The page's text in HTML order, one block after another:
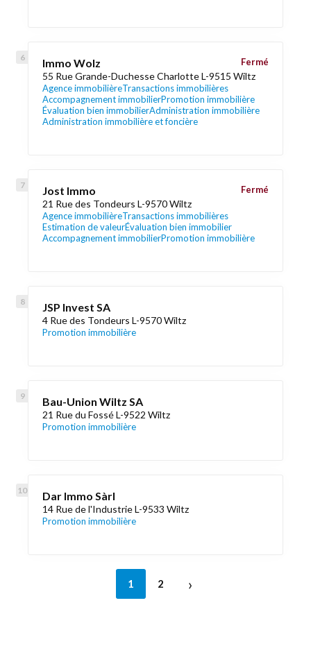
Immo Wolz
55 Rue Grande-Duchesse Charlotte L-9515 Wiltz
Agence immobilièreTransactions immobilières
Accompagnement immobilierPromotion immobilière
Évaluation bien immobilierAdministration immobilière
Administration immobilière et foncière
Fermé
Jost Immo
21 Rue des Tondeurs L-9570 Wiltz
Agence immobilièreTransactions immobilières
Estimation de valeurÉvaluation bien immobilier
Accompagnement immobilierPromotion immobilière
Fermé
JSP Invest SA
4 Rue des Tondeurs L-9570 Wiltz
Promotion immobilière
Bau-Union Wiltz SA
21 Rue du Fossé L-9522 Wiltz
Promotion immobilière
Dar Immo Sàrl
14 Rue de l'Industrie L-9533 Wiltz
Promotion immobilière
1 2 ›